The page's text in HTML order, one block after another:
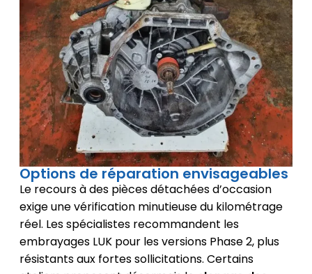
Options de réparation envisageables
Le recours à des pièces détachées d’occasion
exige une vérification minutieuse du kilométrage
réel. Les spécialistes recommandent les
embrayages LUK pour les versions Phase 2, plus
résistants aux fortes sollicitations. Certains